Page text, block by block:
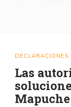
DECLARACIONES
Las
Mapuche